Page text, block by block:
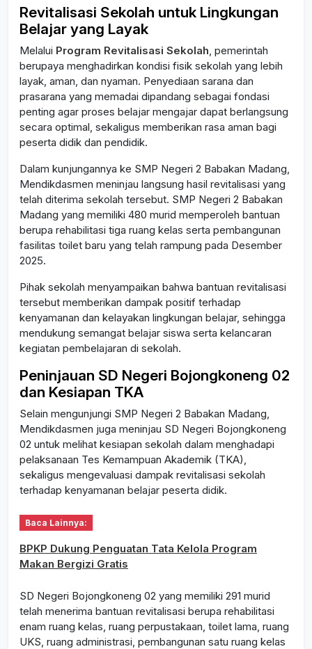
Revitalisasi Sekolah untuk Lingkungan
Belajar yang Layak
Melalui Program Revitalisasi Sekolah , pemerintah
berupaya menghadirkan kondisi fisik sekolah yang lebih
layak, aman, dan nyaman. Penyediaan sarana dan
prasarana yang memadai dipandang sebagai fondasi
penting agar proses belajar mengajar dapat berlangsung
secara optimal, sekaligus memberikan rasa aman bagi
peserta didik dan pendidik.
Dalam kunjungannya ke SMP Negeri 2 Babakan Madang,
Mendikdasmen meninjau langsung hasil revitalisasi yang
telah diterima sekolah tersebut. SMP Negeri 2 Babakan
Madang yang memiliki 480 murid memperoleh bantuan
berupa rehabilitasi tiga ruang kelas serta pembangunan
fasilitas toilet baru yang telah rampung pada Desember
2025.
Pihak sekolah menyampaikan bahwa bantuan revitalisasi
tersebut memberikan dampak positif terhadap
kenyamanan dan kelayakan lingkungan belajar, sehingga
mendukung semangat belajar siswa serta kelancaran
kegiatan pembelajaran di sekolah.
Peninjauan SD Negeri Bojongkoneng 02
dan Kesiapan TKA
Selain mengunjungi SMP Negeri 2 Babakan Madang,
Mendikdasmen juga meninjau SD Negeri Bojongkoneng
02 untuk melihat kesiapan sekolah dalam menghadapi
pelaksanaan Tes Kemampuan Akademik (TKA),
sekaligus mengevaluasi dampak revitalisasi sekolah
terhadap kenyamanan belajar peserta didik.
Baca Lainnya:
BPKP Dukung Penguatan Tata Kelola Program
Makan Bergizi Gratis
SD Negeri Bojongkoneng 02 yang memiliki 291 murid
telah menerima bantuan revitalisasi berupa rehabilitasi
enam ruang kelas, ruang perpustakaan, toilet lama, ruang
UKS, ruang administrasi, pembangunan satu ruang kelas